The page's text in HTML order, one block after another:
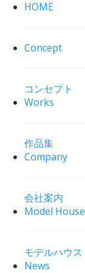
HOME
Concept
コンセプト
Works
作品集
Company
会社案内
Model House
モデルハウス
News